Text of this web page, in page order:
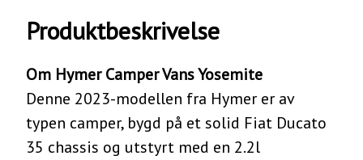
Produktbeskrivelse
Om Hymer Camper Vans Yosemite
Denne 2023-modellen fra Hymer er av
typen camper, bygd på et solid Fiat Ducato
35 chassis og utstyrt med en 2.2l